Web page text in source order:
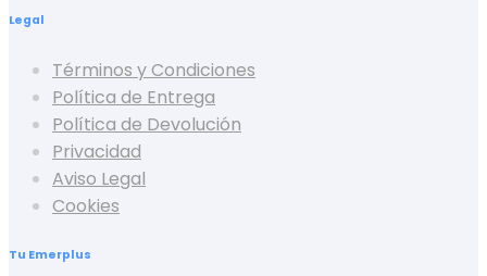
Legal
Términos y Condiciones
Política de Entrega
Política de Devolución
Privacidad
Aviso Legal
Cookies
Tu Emerplus